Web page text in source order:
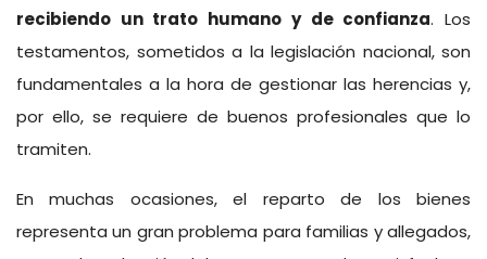
recibiendo un trato humano y de confianza. Los
testamentos, sometidos a la legislación nacional, son
fundamentales a la hora de gestionar las herencias y,
por ello, se requiere de buenos profesionales que lo
tramiten.
En muchas ocasiones, el reparto de los bienes
representa un gran problema para familias y allegados,